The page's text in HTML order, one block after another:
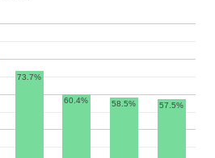
73.7%
60.4% 58.5% 57.5%